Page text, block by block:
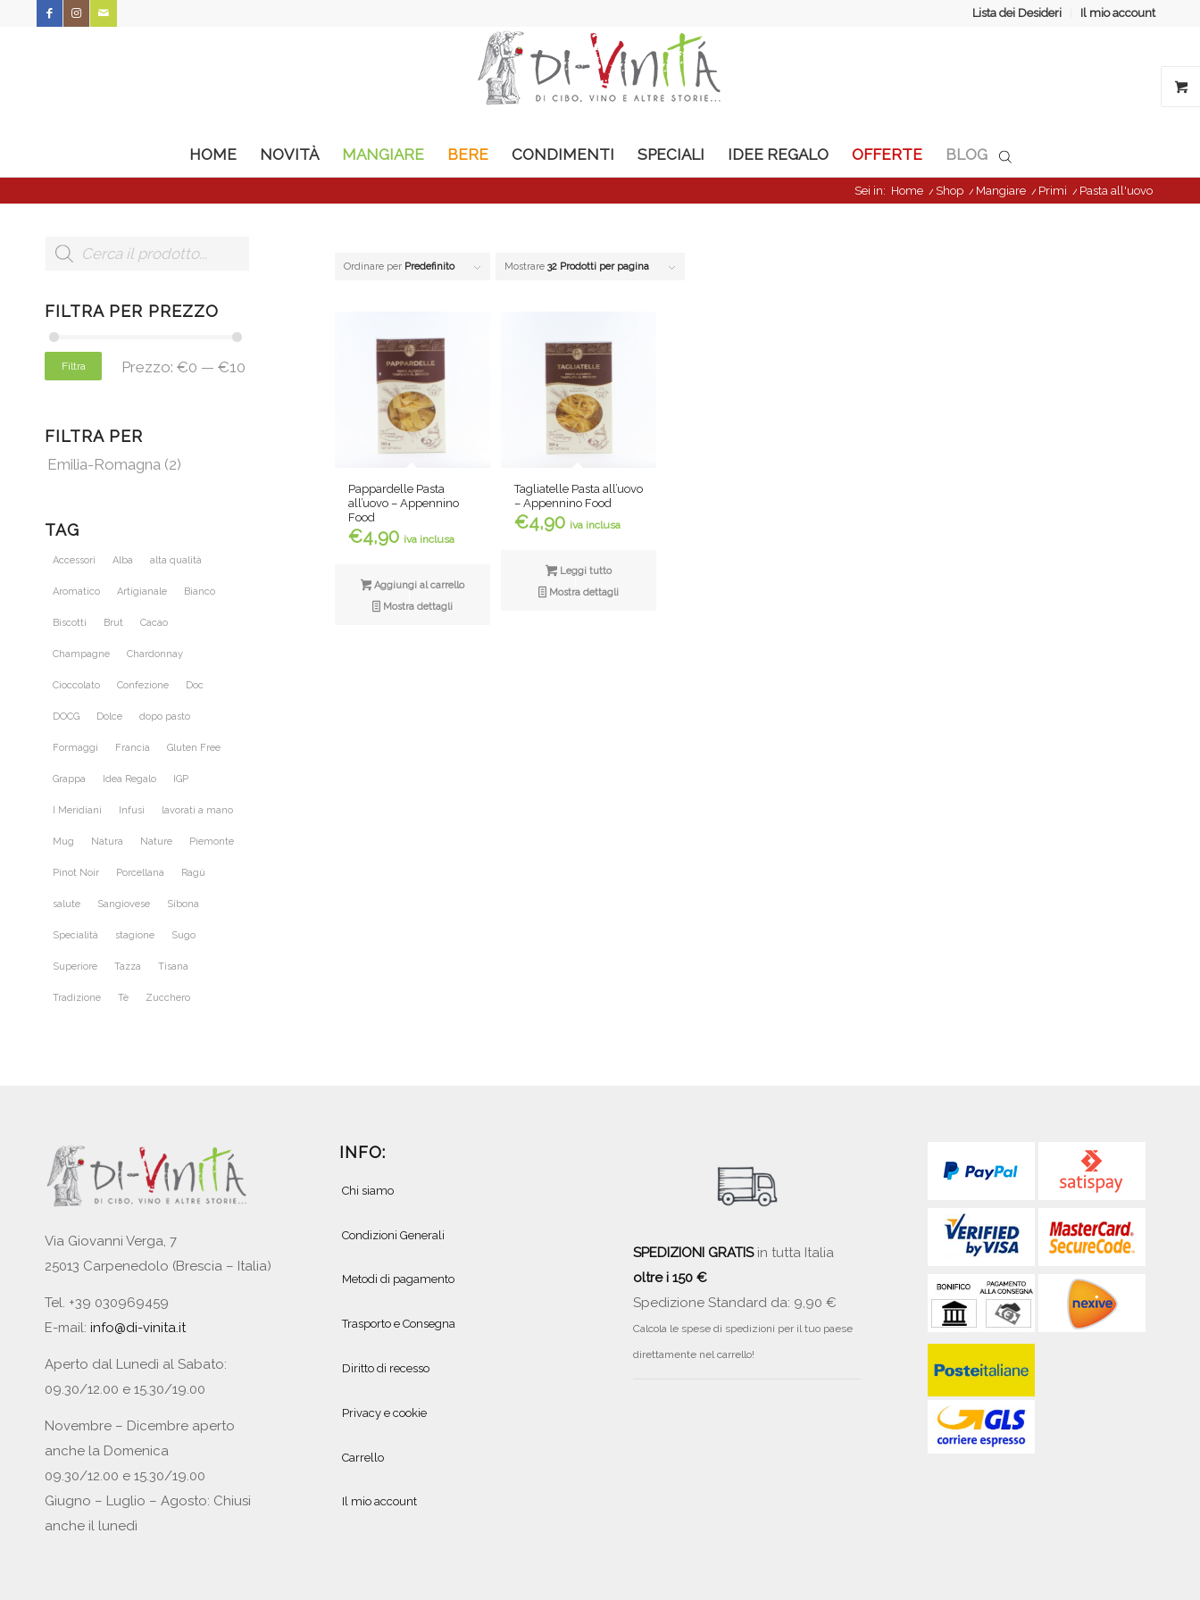
Lista dei Desideri Il mio account
HOME NOVITÀ MANGIARE BERE CONDIMENTI SPECIALI IDEE REGALO OFFERTE BLOG
Sei in: Home / Shop / Mangiare / Primi / Pasta all'uovo
Ordinare per Predefinito Mostrare 32 Prodotti per pagina
Pappardelle Pasta
all’uovo – Appennino
Food
€4,90 iva inclusa
Aggiungi al carrello
Mostra dettagli
Tagliatelle Pasta all’uovo
– Appennino Food
€4,90 iva inclusa
Leggi tutto
Mostra dettagli
FILTRA PER PREZZO
Filtra Prezzo: €0 — €10
FILTRA PER
Emilia-Romagna (2)
TAG
Accessori Alba alta qualità
Aromatico Artigianale Bianco
Biscotti Brut Cacao
Champagne Chardonnay
Cioccolato Confezione Doc
DOCG Dolce dopo pasto
Formaggi Francia Gluten Free
Grappa Idea Regalo IGP
I Meridiani Infusi lavorati a mano
Mug Natura Nature Piemonte
Pinot Noir Porcellana Ragù
salute Sangiovese Sibona
Specialità stagione Sugo
Superiore Tazza Tisana
Tradizione Tè Zucchero
Via Giovanni Verga, 7
25013 Carpenedolo (Brescia – Italia)
Tel. +39 030969459
E-mail: info@di-vinita.it
Aperto dal Lunedì al Sabato:
09.30/12.00 e 15.30/19.00
Novembre – Dicembre aperto
anche la Domenica
09.30/12.00 e 15.30/19.00
Giugno – Luglio – Agosto: Chiusi
anche il lunedì
INFO:
Chi siamo
Condizioni Generali
Metodi di pagamento
Trasporto e Consegna
Diritto di recesso
Privacy e cookie
Carrello
Il mio account
SPEDIZIONI GRATISin tutta Italia
oltre i 150 €
Spedizione Standard da: 9,90 €
Calcola le spese di spedizioni per il tuo paese
direttamente nel carrello!